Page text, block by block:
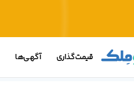
قیمت‌گذاری آگهی‌ها